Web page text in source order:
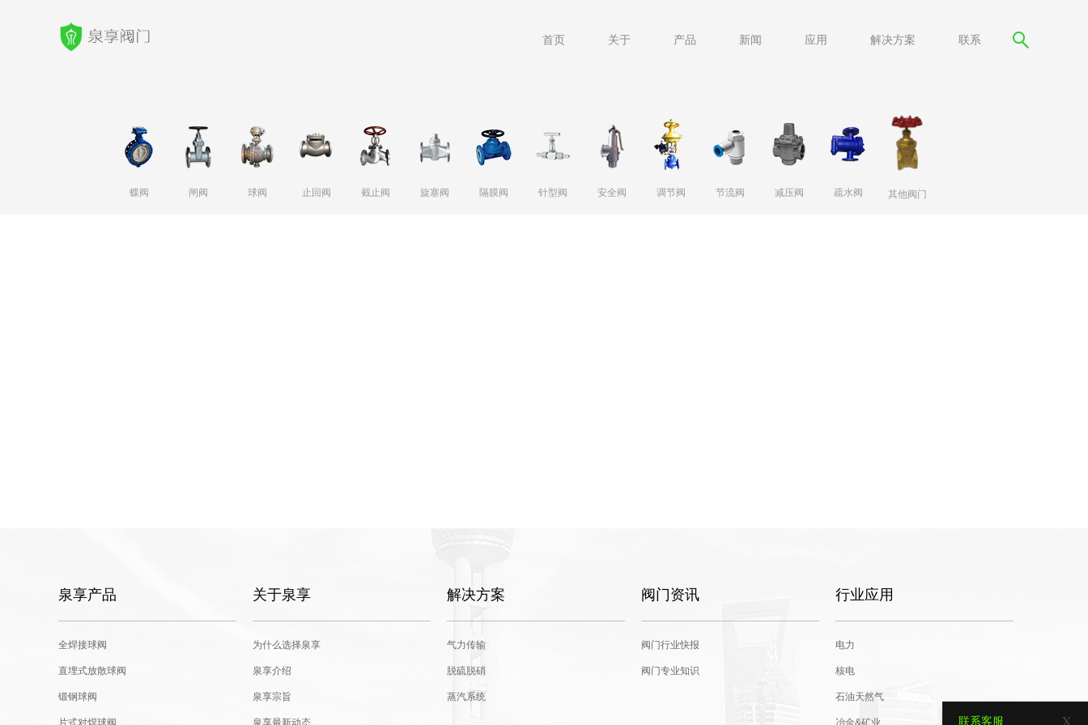
首页 关于 产品 新闻 应用 解决方案 联系
蝶阀 闸阀 球阀 止回阀 截止阀 旋塞阀 隔膜阀 针型阀 安全阀 调节阀 节流阀 减压阀 疏水阀 其他阀门
泉享产品
全焊接球阀
直埋式放散球阀
锻钢球阀
片式对焊球阀
关于泉享
为什么选择泉享
泉享介绍
泉享宗旨
泉享最新动态
解决方案
气力传输
脱硫脱硝
蒸汽系统
阀门资讯
阀门行业快报
阀门专业知识
行业应用
电力
核电
石油天然气
冶金&矿业 联系客服 X